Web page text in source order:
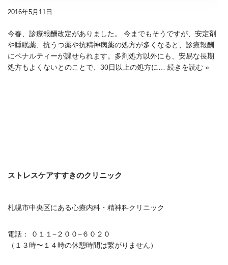
2016年5月11日
今春、診療報酬改定がありました。 今までもそうですが、安定剤
や睡眠薬、抗うつ薬や抗精神病薬の処方が多くなると、診療報酬
にペナルティーが課せられます。多剤処方以外にも、安易な長期
処方もよくないとのことで、30日以上の処方に… 続きを読む »
ストレスケアすすきのクリニック
札幌市中央区にある心療内科・精神科クリニック
電話： ０１１−２００−６０２０
（１３時〜１４時の休憩時間は繋がりません）